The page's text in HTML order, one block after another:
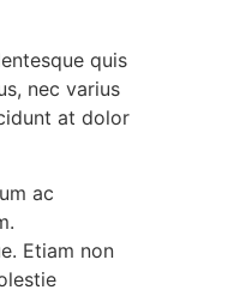
quis
nec varius
at dolor
ac
Etiam non